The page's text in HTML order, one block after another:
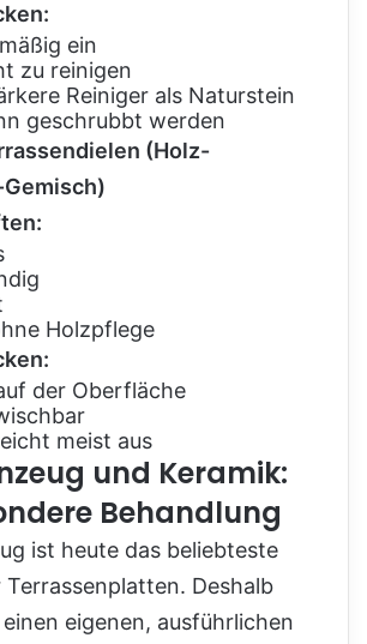
ein
zu reinigen
Reiniger als Naturstein
geschrubbt werden
(Holz-
Holzpflege
der Oberfläche
meist aus
und Keramik:
Behandlung
ist heute das beliebteste
Deshalb
eigenen, ausführlichen